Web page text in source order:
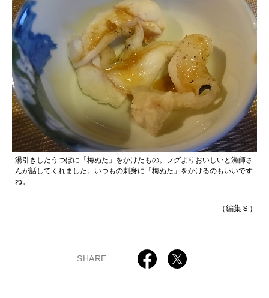
湯引きしたうつぼに「梅ぬた」をかけたもの。フグよりおいしいと漁師さ
んが話してくれました。いつもの刺身に「梅ぬた」をかけるのもいいです
ね。
（編集Ｓ）
SHARE